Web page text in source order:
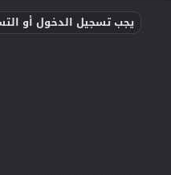
يجب تسجيل الدخول أو